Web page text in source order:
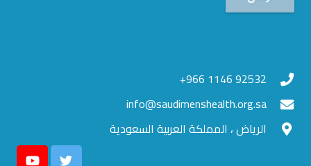
92532 1146 966+
info@saudimenshealth.org.sa
الرياض ، المملكة العربية السعودية